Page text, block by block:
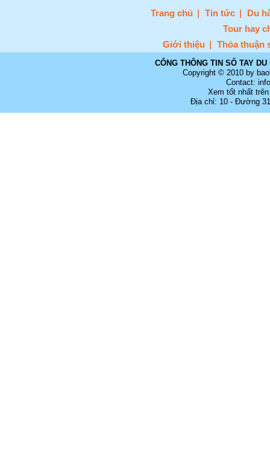
Trang chủ Tin tức
Du
Tour hay
Giới thiệu
Thỏa thuận
CỔNG THÔNG TIN SỔ TAY
Copyright © 2010 by
Contact:
Xem tốt nhất
Địa chỉ: 10 - Đường